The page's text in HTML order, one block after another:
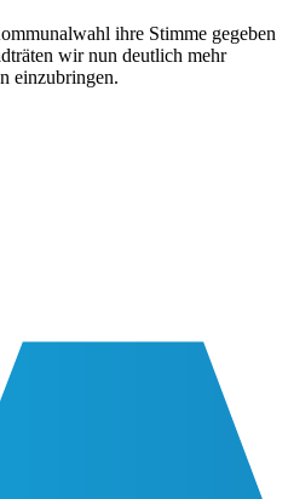
ihre Stimme gegeben
wir nun deutlich mehr
einzubringen.